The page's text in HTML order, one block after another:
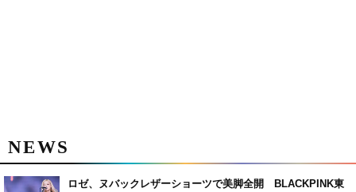
NEWS
ロゼ、ヌバックレザーショーツで美脚全開 BLACKPINK東